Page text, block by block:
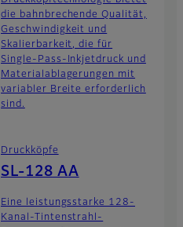
die bahnbrechende Qualität,
Geschwindigkeit und
Skalierbarkeit, die für
Single-Pass-Inkjetdruck und
Materialablagerungen mit
variabler Breite erforderlich
sind.
Druckköpfe
SL-128 AA
Eine leistungsstarke 128-
Kanal-Tintenstrahl-